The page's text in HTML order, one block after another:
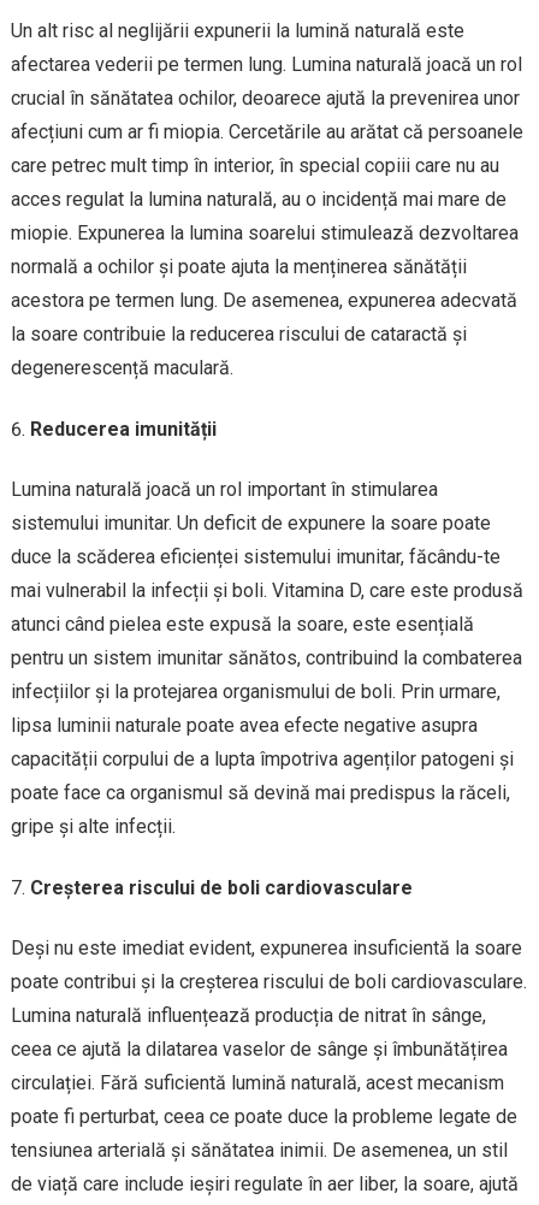
Un alt risc al neglijării expunerii la lumină naturală este
afectarea vederii pe termen lung. Lumina naturală joacă un rol
crucial în sănătatea ochilor, deoarece ajută la prevenirea unor
afecțiuni cum ar fi miopia. Cercetările au arătat că persoanele
care petrec mult timp în interior, în special copiii care nu au
acces regulat la lumina naturală, au o incidență mai mare de
miopie. Expunerea la lumina soarelui stimulează dezvoltarea
normală a ochilor și poate ajuta la menținerea sănătății
acestora pe termen lung. De asemenea, expunerea adecvată
la soare contribuie la reducerea riscului de cataractă și
degenerescență maculară.
Reducerea imunității
Lumina naturală joacă un rol important în stimularea
sistemului imunitar. Un deficit de expunere la soare poate
duce la scăderea eficienței sistemului imunitar, făcându-te
mai vulnerabil la infecții și boli. Vitamina D, care este produsă
atunci când pielea este expusă la soare, este esențială
pentru un sistem imunitar sănătos, contribuind la combaterea
infecțiilor și la protejarea organismului de boli. Prin urmare,
lipsa luminii naturale poate avea efecte negative asupra
capacității corpului de a lupta împotriva agenților patogeni și
poate face ca organismul să devină mai predispus la răceli,
gripe și alte infecții.
Creșterea riscului de boli cardiovasculare
Deși nu este imediat evident, expunerea insuficientă la soare
poate contribui și la creșterea riscului de boli cardiovasculare.
Lumina naturală influențează producția de nitrat în sânge,
ceea ce ajută la dilatarea vaselor de sânge și îmbunătățirea
circulației. Fără suficientă lumină naturală, acest mecanism
poate fi perturbat, ceea ce poate duce la probleme legate de
tensiunea arterială și sănătatea inimii. De asemenea, un stil
de viață care include ieșiri regulate în aer liber, la soare, ajută